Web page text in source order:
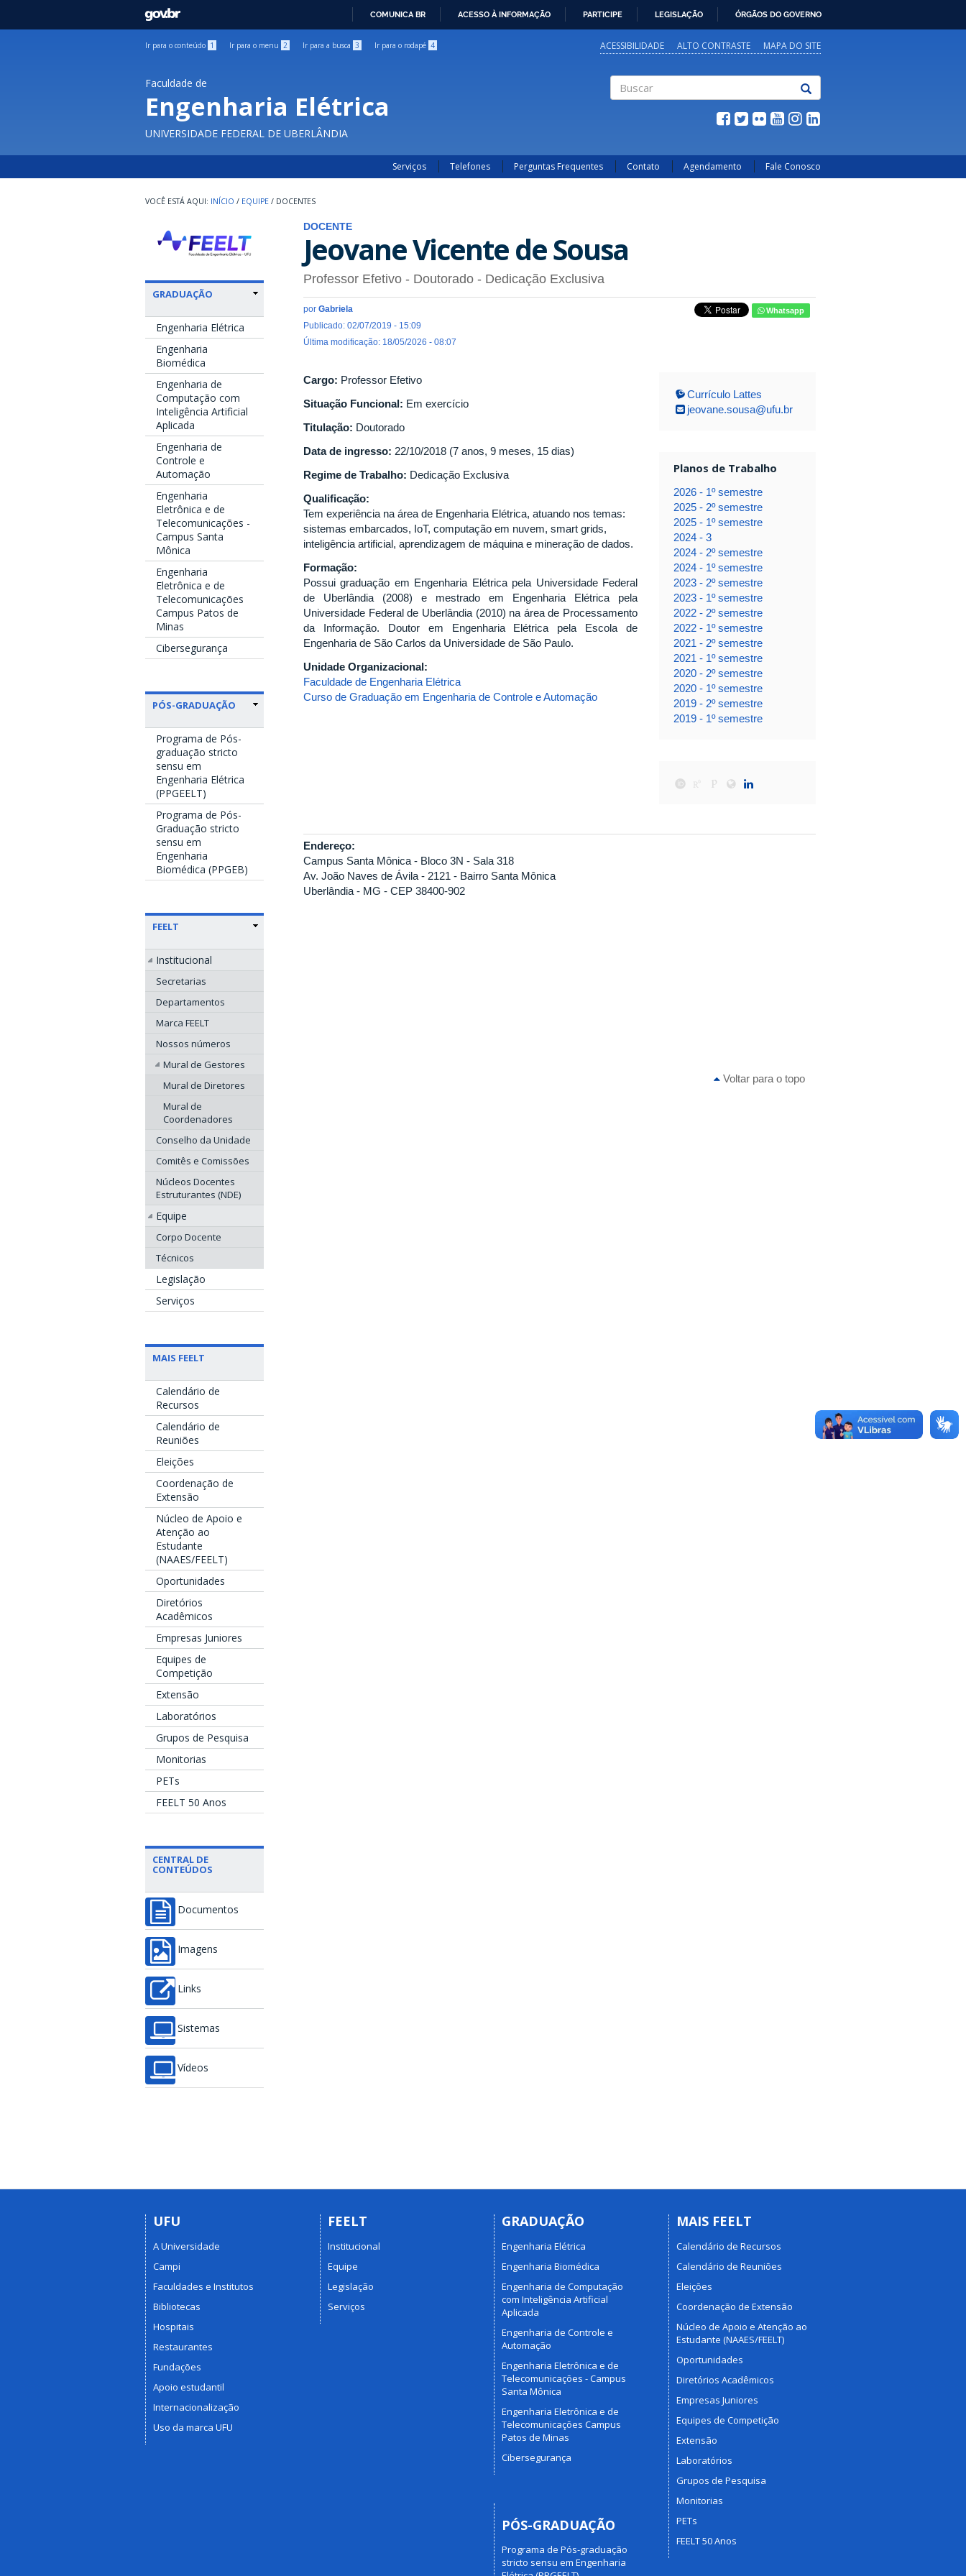
GOVBR
COMUNICA BR ACESSO À INFORMAÇÃO PARTICIPE LEGISLAÇÃO ÓRGÃOS DO GOVERNO
Ir para o conteúdo 1 Ir para o menu 2 Ir para a busca 3 Ir para o rodapé 4 ACESSIBILIDADE ALTO CONTRASTE MAPA DO SITE
Faculdade de
Engenharia Elétrica
UNIVERSIDADE FEDERAL DE UBERLÂNDIA
Serviços Telefones Perguntas Frequentes Contato Agendamento Fale Conosco
INÍCIO / EQUIPE / DOCENTES
GRADUAÇÃO
Engenharia Elétrica
Engenharia
Biomédica
Engenharia de
Computação com
Inteligência Artificial
Aplicada
Engenharia de
Controle e
Automação
Engenharia
Eletrônica e de
Telecomunicações -
Campus Santa
Mônica
Engenharia
Eletrônica e de
Telecomunicações
Campus Patos de
Minas
Cibersegurança
PÓS-GRADUAÇÃO
Programa de Pós-
graduação stricto
sensu em
Engenharia Elétrica
(PPGEELT)
Programa de Pós-
Graduação stricto
sensu em
Engenharia
Biomédica (PPGEB)
FEELT
Institucional
Secretarias
Departamentos
Marca FEELT
Nossos números
Mural de Gestores
Mural de Diretores
Mural de
Coordenadores
Conselho da Unidade
Comitês e Comissões
Núcleos Docentes
Estruturantes (NDE)
Equipe
Corpo Docente
Técnicos
Legislação
Serviços
MAIS FEELT
Calendário de
Recursos
Calendário de
Reuniões
Eleições
Coordenação de
Extensão
Núcleo de Apoio e
Atenção ao
Estudante
(NAAES/FEELT)
Oportunidades
Diretórios
Acadêmicos
Empresas Juniores
Equipes de
Competição
Extensão
Laboratórios
Grupos de Pesquisa
Monitorias
PETs
FEELT 50 Anos
CENTRAL DE
CONTEÚDOS
Documentos
Imagens
Links
Sistemas
Vídeos
DOCENTE
Jeovane Vicente de Sousa
Professor Efetivo - Doutorado - Dedicação Exclusiva
por Gabriela
Publicado: 02/07/2019 - 15:09
Última modificação: 18/05/2026 - 08:07
Whatsapp
Cargo: Professor Efetivo
Situação Funcional: Em exercício
Titulação: Doutorado
Data de ingresso: 22/10/2018 (7 anos, 9 meses, 15 dias)
Regime de Trabalho: Dedicação Exclusiva
Qualificação:
Tem experiência na área de Engenharia Elétrica, atuando nos temas:
sistemas embarcados, IoT, computação em nuvem, smart grids,
inteligência artificial, aprendizagem de máquina e mineração de dados.
Formação:
Possui graduação em Engenharia Elétrica pela Universidade Federal
de Uberlândia (2008) e mestrado em Engenharia Elétrica pela
Universidade Federal de Uberlândia (2010) na área de Processamento
da Informação. Doutor em Engenharia Elétrica pela Escola de
Engenharia de São Carlos da Universidade de São Paulo.
Unidade Organizacional:
Faculdade de Engenharia Elétrica
Curso de Graduação em Engenharia de Controle e Automação
Currículo Lattes
jeovane.sousa@ufu.br
Planos de Trabalho
2026 - 1º semestre
2025 - 2º semestre
2025 - 1º semestre
2024 - 3
2024 - 2º semestre
2024 - 1º semestre
2023 - 2º semestre
2023 - 1º semestre
2022 - 2º semestre
2022 - 1º semestre
2021 - 2º semestre
2021 - 1º semestre
2020 - 2º semestre
2020 - 1º semestre
2019 - 2º semestre
2019 - 1º semestre
Endereço:
Campus Santa Mônica - Bloco 3N - Sala 318
Av. João Naves de Ávila - 2121 - Bairro Santa Mônica
Uberlândia - MG - CEP 38400-902
Voltar para o topo
UFU
A Universidade
Campi
Faculdades e Institutos
Bibliotecas
Hospitais
Restaurantes
Fundações
Apoio estudantil
Internacionalização
Uso da marca UFU
FEELT
Institucional
Equipe
Legislação
Serviços
GRADUAÇÃO
Engenharia Elétrica
Engenharia Biomédica
Engenharia de Computação
com Inteligência Artificial
Aplicada
Engenharia de Controle e
Automação
Engenharia Eletrônica e de
Telecomunicações - Campus
Santa Mônica
Engenharia Eletrônica e de
Telecomunicações Campus
Patos de Minas
Cibersegurança
PÓS-GRADUAÇÃO
Programa de Pós-graduação
stricto sensu em Engenharia
MAIS FEELT
Calendário de Recursos
Calendário de Reuniões
Eleições
Coordenação de Extensão
Núcleo de Apoio e Atenção ao
Estudante (NAAES/FEELT)
Oportunidades
Diretórios Acadêmicos
Empresas Juniores
Equipes de Competição
Extensão
Laboratórios
Grupos de Pesquisa
Monitorias
PETs
FEELT 50 Anos